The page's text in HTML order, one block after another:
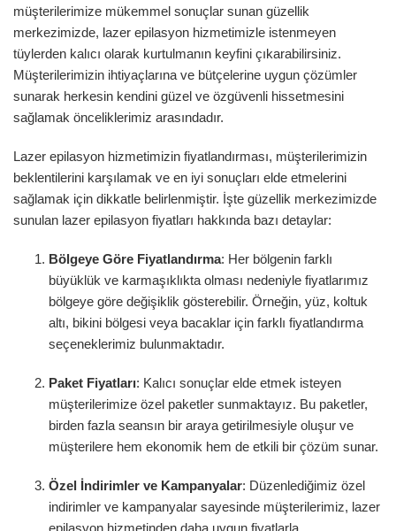
müşterilerimize mükemmel sonuçlar sunan güzellik
merkezimizde, lazer epilasyon hizmetimizle istenmeyen
tüylerden kalıcı olarak kurtulmanın keyfini çıkarabilirsiniz.
Müşterilerimizin ihtiyaçlarına ve bütçelerine uygun çözümler
sunarak herkesin kendini güzel ve özgüvenli hissetmesini
sağlamak önceliklerimiz arasındadır.
Lazer epilasyon hizmetimizin fiyatlandırması, müşterilerimizin
beklentilerini karşılamak ve en iyi sonuçları elde etmelerini
sağlamak için dikkatle belirlenmiştir. İşte güzellik merkezimizde
sunulan lazer epilasyon fiyatları hakkında bazı detaylar:
Bölgeye Göre Fiyatlandırma: Her bölgenin farklı
büyüklük ve karmaşıklıkta olması nedeniyle fiyatlarımız
bölgeye göre değişiklik gösterebilir. Örneğin, yüz, koltuk
altı, bikini bölgesi veya bacaklar için farklı fiyatlandırma
seçeneklerimiz bulunmaktadır.
Paket Fiyatları: Kalıcı sonuçlar elde etmek isteyen
müşterilerimize özel paketler sunmaktayız. Bu paketler,
birden fazla seansın bir araya getirilmesiyle oluşur ve
müşterilere hem ekonomik hem de etkili bir çözüm sunar.
Özel İndirimler ve Kampanyalar: Düzenlediğimiz özel
indirimler ve kampanyalar sayesinde müşterilerimiz, lazer
epilasyon hizmetinden daha uygun fiyatlarla